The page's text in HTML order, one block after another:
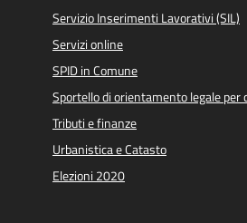
Servizio Inserimenti Lavorativi (SIL)
Servizi online
SPID in Comune
Sportello di orientamento legale per
Tributi e finanze
Urbanistica e Catasto
Elezioni 2020